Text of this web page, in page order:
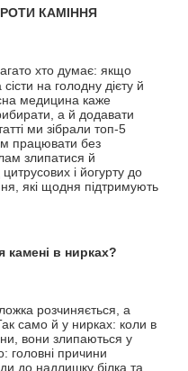
КАМІННЯ
хто думає: якщо
на голодну дієту й
медицина каже
а й додавати
ми зібрали топ‑5
працювати без
злипатися й
і йогурту до
які щодня підтримують
камені в нирках?
розчиняється, а
само й у нирках: коли в
вони злипаються у
головні причини
до надлишку білка та